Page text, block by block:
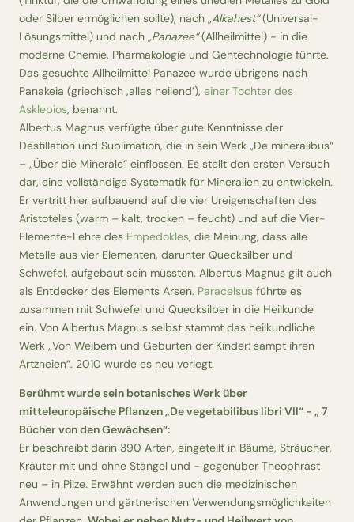
oder Silber ermöglichen sollte), nach „Alkahest“(Universal-
Lösungsmittel) und nach „Panazee“ (Allheilmittel) - in die
moderne Chemie, Pharmakologie und Gentechnologie führte.
Das gesuchte Allheilmittel Panazee wurde übrigens nach
Panakeia (griechisch ‚alles heilend’), einer Tochter des
Asklepios, benannt.
Albertus Magnus verfügte über gute Kenntnisse der
Destillation und Sublimation, die in sein Werk „De mineralibus“
– „Über die Minerale“ einflossen. Es stellt den ersten Versuch
dar, eine vollständige Systematik für Mineralien zu entwickeln.
Er vertritt hier aufbauend auf die vier Ureigenschaften des
Aristoteles (warm – kalt, trocken – feucht) und auf die Vier-
Elemente-Lehre des Empedokles, die Meinung, dass alle
Metalle aus vier Elementen, darunter Quecksilber und
Schwefel, aufgebaut sein müssten. Albertus Magnus gilt auch
als Entdecker des Elements Arsen. Paracelsus führte es
zusammen mit Schwefel und Quecksilber in die Heilkunde
ein. Von Albertus Magnus selbst stammt das heilkundliche
Werk „Von Weibern und Geburten der Kinder: sampt ihren
Artzneien“. 2010 wurde es neu verlegt.
Berühmt wurde sein botanisches Werküber
mitteleuropäische Pflanzen „De vegetabilibus libri VII“ - „ 7
Bücher von den Gewächsen“:
Er beschreibt darin 390 Arten, eingeteilt in Bäume, Sträucher,
Kräuter mit und ohne Stängel und - gegenüber Theophrast
neu – in Pilze. Erwähnt werden auch die medizinischen
Anwendungen und gärtnerischen Verwendungsmöglichkeiten